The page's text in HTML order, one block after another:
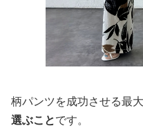
柄パンツを成功させる最大
選ぶことです。